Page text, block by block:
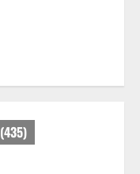
Julkaistu: 27.4.2025 |
(435)